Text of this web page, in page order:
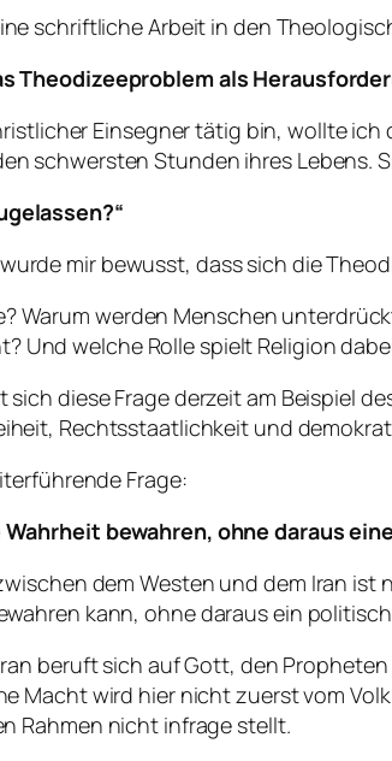
schriftliche Arbeit in den
Theodizeeproblem als
Einsegner tätig bin, wollte
schwersten Stunden ihres Lebens.
mir bewusst, dass sich die
Warum werden Menschen
Und welche Rolle spielt Religion
diese Frage derzeit am Beispiel
Rechtsstaatlichkeit und
Frage:
Wahrheit bewahren, ohne daraus
dem Westen und dem Iran
kann, ohne daraus ein
beruft sich auf Gott, den
Macht wird hier nicht zuerst vom
Rahmen nicht infrage stellt.